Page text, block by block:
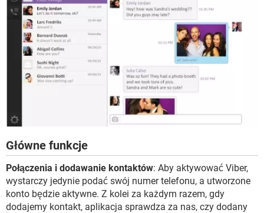
Główne funkcje
Połączenia i dodawanie kontaktów: Aby aktywować Viber,
wystarczy jedynie podać swój numer telefonu, a utworzone
konto będzie aktywne. Z kolei za każdym razem, gdy
dodajemy kontakt, aplikacja sprawdza za nas, czy dodany